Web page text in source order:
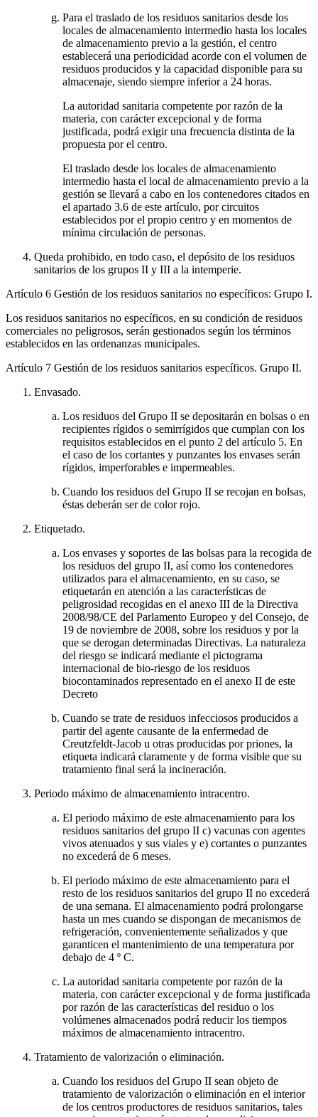
Para el traslado de los residuos sanitarios desde los
locales de almacenamiento intermedio hasta los locales
de almacenamiento previo a la gestión, el centro
establecerá una periodicidad acorde con el volumen de
residuos producidos y la capacidad disponible para su
almacenaje, siendo siempre inferior a 24 horas.
La autoridad sanitaria competente por razón de la
materia, con carácter excepcional y de forma
justificada, podrá exigir una frecuencia distinta de la
propuesta por el centro.
El traslado desde los locales de almacenamiento
intermedio hasta el local de almacenamiento previo a la
gestión se llevará a cabo en los contenedores citados en
el apartado 3.6 de este artículo, por circuitos
establecidos por el propio centro y en momentos de
mínima circulación de personas.
Queda prohibido, en todo caso, el depósito de los residuos
sanitarios de los grupos II y III a la intemperie.
Artículo 6 Gestión de los residuos sanitarios no específicos: Grupo I.
Los residuos sanitarios no específicos, en su condición de residuos
comerciales no peligrosos, serán gestionados según los términos
establecidos en las ordenanzas municipales.
Artículo 7 Gestión de los residuos sanitarios específicos. Grupo II.
Envasado.
Los residuos del Grupo II se depositarán en bolsas o en
recipientes rígidos o semirrígidos que cumplan con los
requisitos establecidos en el punto 2 del artículo 5. En
el caso de los cortantes y punzantes los envases serán
rígidos, imperforables e impermeables.
Cuando los residuos del Grupo II se recojan en bolsas,
éstas deberán ser de color rojo.
Etiquetado.
Los envases y soportes de las bolsas para la recogida de
los residuos del grupo II, así como los contenedores
utilizados para el almacenamiento, en su caso, se
etiquetarán en atención a las características de
peligrosidad recogidas en el anexo III de la Directiva
2008/98/CE del Parlamento Europeo y del Consejo, de
19 de noviembre de 2008, sobre los residuos y por la
que se derogan determinadas Directivas. La naturaleza
del riesgo se indicará mediante el pictograma
internacional de bio-riesgo de los residuos
biocontaminados representado en el anexo II de este
Decreto
Cuando se trate de residuos infecciosos producidos a
partir del agente causante de la enfermedad de
Creutzfeldt-Jacob u otras producidas por priones, la
etiqueta indicará claramente y de forma visible que su
tratamiento final será la incineración.
Periodo máximo de almacenamiento intracentro.
El periodo máximo de este almacenamiento para los
residuos sanitarios del grupo II c) vacunas con agentes
vivos atenuados y sus viales y e) cortantes o punzantes
no excederá de 6 meses.
El periodo máximo de este almacenamiento para el
resto de los residuos sanitarios del grupo II no excederá
de una semana. El almacenamiento podrá prolongarse
hasta un mes cuando se dispongan de mecanismos de
refrigeración, convenientemente señalizados y que
garanticen el mantenimiento de una temperatura por
debajo de 4 º C.
La autoridad sanitaria competente por razón de la
materia, con carácter excepcional y de forma justificada
por razón de las características del residuo o los
volúmenes almacenados podrá reducir los tiempos
máximos de almacenamiento intracentro.
Tratamiento de valorización o eliminación.
Cuando los residuos del Grupo II sean objeto de
tratamiento de valorización o eliminación en el interior
de los centros productores de residuos sanitarios, tales